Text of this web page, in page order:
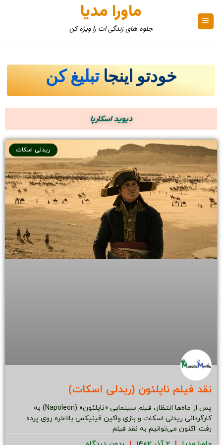
ماورا مدیا
جلوه های زندگی ات را ویژه کن
خودتو اینجا تبلیغ کن
دیوید اسکارپا
ریدلی اسکات
نقد فیلم ناپلئون (ریدلی اسکات)
پس از ماه‌ها انتظار، فیلم سینمایی «ناپلئون» (Napoleon) به
کارگردانی ریدلی اسکات و بازی واکین فینیکس بالاخره روی پرده
رفت. اکنون می‌توانیم به نقد فیلم